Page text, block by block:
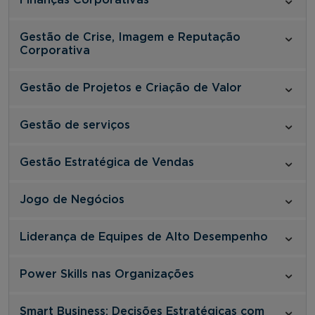
Gestão de Crise, Imagem e Reputação
Corporativa
Gestão de Projetos e Criação de Valor
Gestão de serviços
Gestão Estratégica de Vendas
Jogo de Negócios
Liderança de Equipes de Alto Desempenho
Power Skills nas Organizações
Smart Business: Decisões Estratégicas com